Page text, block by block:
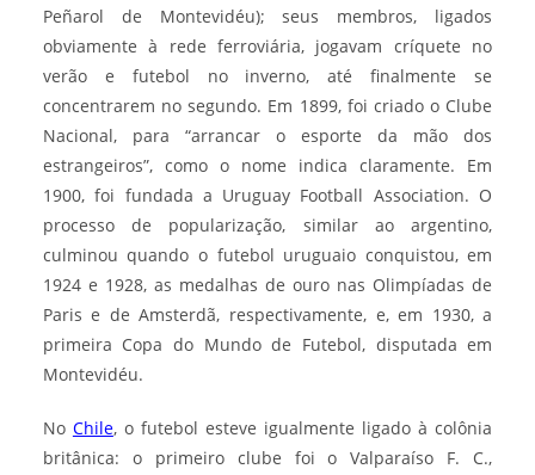
Peñarol de Montevidéu); seus membros, ligados
obviamente à rede ferroviária, jogavam críquete no
verão e futebol no inverno, até finalmente se
concentrarem no segundo. Em 1899, foi criado o Clube
Nacional, para “arrancar o esporte da mão dos
estrangeiros”, como o nome indica claramente. Em
1900, foi fundada a Uruguay Football Association. O
processo de popularização, similar ao argentino,
culminou quando o futebol uruguaio conquistou, em
1924 e 1928, as medalhas de ouro nas Olimpíadas de
Paris e de Amsterdã, respectivamente, e, em 1930, a
primeira Copa do Mundo de Futebol, disputada em
Montevidéu.
No Chile, o futebol esteve igualmente ligado à colônia
britânica: o primeiro clube foi o Valparaíso F. C.,